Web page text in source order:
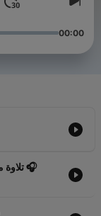
00:00
تلاوة مهيبة .. الشيخ محمد عمران | من سورة ابراهيم 🎧